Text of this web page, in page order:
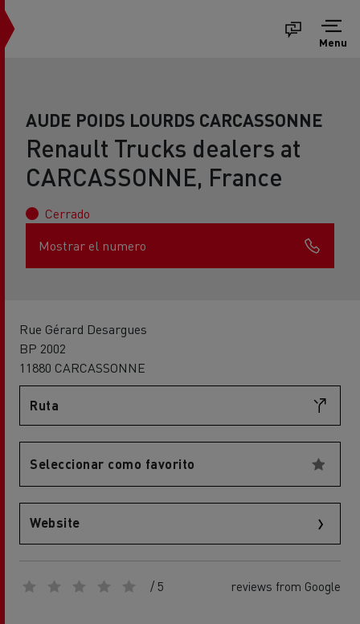
Menu
AUDE POIDS LOURDS CARCASSONNE
Renault Trucks dealers at
CARCASSONNE, France
Cerrado
Mostrar el numero
Rue Gérard Desargues
BP 2002
11880 CARCASSONNE
Ruta
Seleccionar como favorito
Website
/ 5 reviews from Google